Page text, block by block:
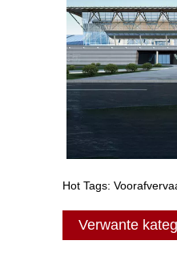
Hot Tags:
Verwante